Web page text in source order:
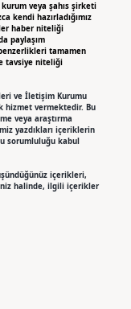
veya şahıs şirketi
kendi hazırladığımız
haber niteliği
paylaşım
tamamen
tavsiye niteliği
ve İletişim Kurumu
hizmet vermektedir. Bu
veya araştırma
yazdıkları içeriklerin
sorumluluğu kabul
içerikleri,
halinde, ilgili içerikler